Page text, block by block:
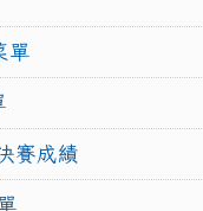
單
賽成績